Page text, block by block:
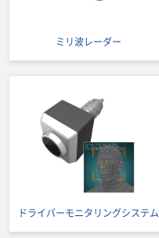
ミリ波レーダー
ドライバーモニタリングシステム